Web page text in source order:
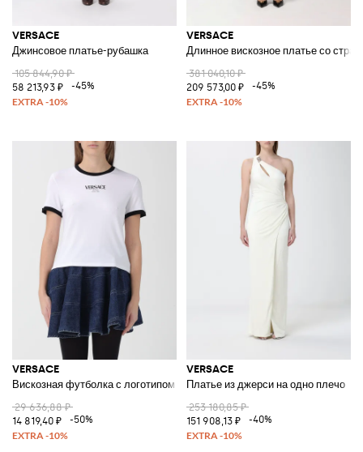
VERSACE
Джинсовое платье-рубашка
105 844,90 ₽
58 213,93 ₽
-45%
VERSACE
Длинное вискозное платье со
381 040,10 ₽
209 573,00 ₽
-45%
VERSACE
Вискозная футболка с логотипом
29 636,88 ₽
14 819,40 ₽
-50%
VERSACE
Платье из джерси на одно плечо
253 180,85 ₽
151 908,13 ₽
-40%